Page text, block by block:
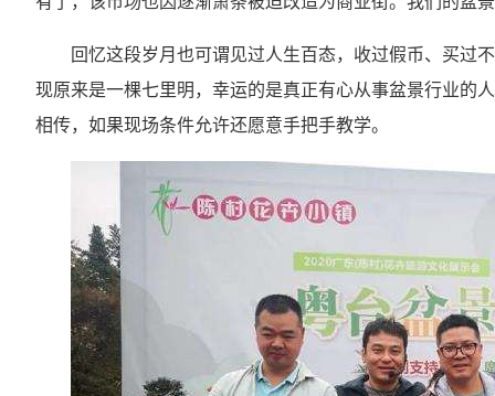
回忆这段岁月也可谓见过人生百态，收过假币、买过
现原来是一棵七里明，幸运的是真正有心从事盆景行业的
相传，如果现场条件允许还愿意手把手教学。